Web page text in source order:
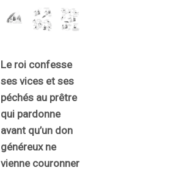
Le roi confesse
ses vices et ses
péchés au prêtre
qui pardonne
avant qu’un don
généreux ne
vienne couronner